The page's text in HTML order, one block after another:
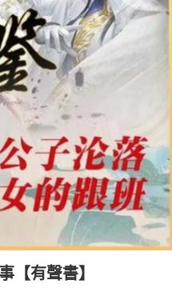
化妝保養 情趣用品
【有聲書】